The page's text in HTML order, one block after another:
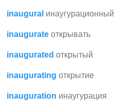
inaugural инаугурационный
inaugurate открывать
inaugurated открытый
inaugurating открытие
inauguration инаугурация